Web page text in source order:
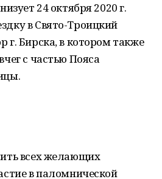
24 октября 2020 г.
в Свято-Троицкий
г. Бирска, в котором также
с частью Пояса
всех желающих
в паломнической